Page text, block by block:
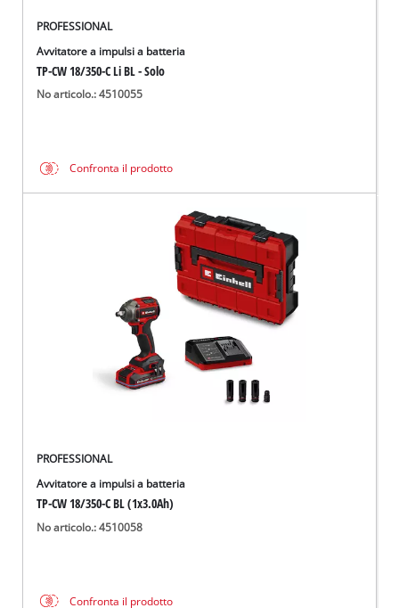
PROFESSIONAL
Avvitatore a impulsi a batteria
TP-CW 18/350-C Li BL - Solo
No articolo.: 4510055
Confronta il prodotto
PROFESSIONAL
Avvitatore a impulsi a batteria
TP-CW 18/350-C BL (1x3.0Ah)
No articolo.: 4510058
Confronta il prodotto